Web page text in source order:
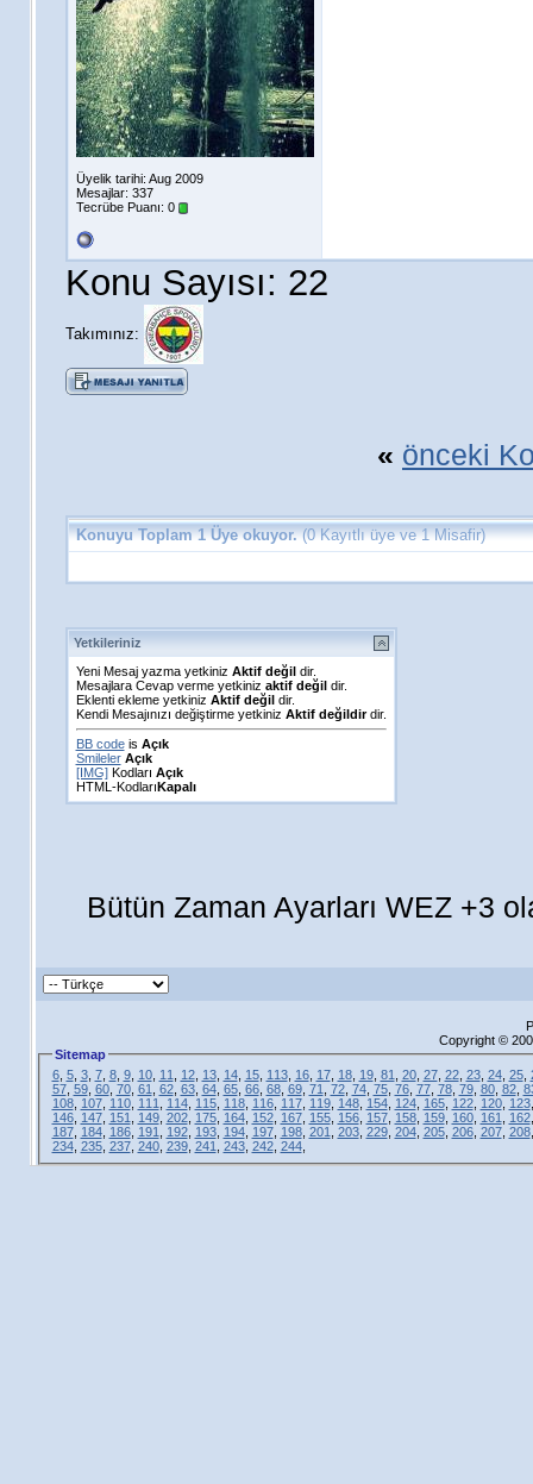
Üyelik tarihi: Aug 2009
Mesajlar: 337
Tecrübe Puanı: 0
Konu Sayısı: 22
Takımınız:
« önceki
Konuyu Toplam 1 Üye okuyor.(0 Kayıtlı üye ve 1 Misafir)
Yetkileriniz
Yeni Mesaj yazma yetkiniz Aktif değildir.
Mesajlara Cevap verme yetkiniz aktif değildir.
Eklenti ekleme yetkiniz Aktif değildir.
Kendi Mesajınızı değiştirme yetkiniz Aktif değildirdir.
BB codeis Açık
Smileler Açık
[IMG]Kodları Açık
HTML-KodlarıKapalı
Bütün Zaman Ayarları WEZ +3
Copyright ©
Sitemap
6, 5, 3, 7, 8, 9, 10, 11 12, 13, 14, 15, 113, 16, 17, 18, 19, 81 20, 27, 22, 23, 24, 25,
57, 59, 60, 70, 61 62, 63, 64, 65, 66, 68, 69, 71 72, 74, 75, 76, 77, 78, 79, 80, 82,
108, 107, 110, 111 114, 115, 118, 116, 117, 119, 148, 154, 124, 165, 122, 120, 123
146, 147, 151 149, 202, 175, 164, 152, 167, 155, 156, 157, 158, 159, 160, 161 162
187, 184, 186, 191 192, 193, 194, 197, 198, 201 203, 229, 204, 205, 206, 207, 208
234, 235, 237, 240, 239, 241 243, 242, 244,